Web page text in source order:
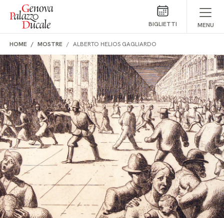
Salta al contenuto
BIGLIETTI MENU
HOME MOSTRE ALBERTO HELIOS GAGLIARDO